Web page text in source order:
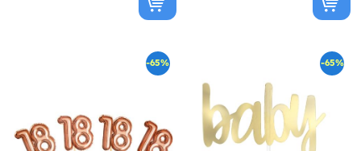
-65% -65%